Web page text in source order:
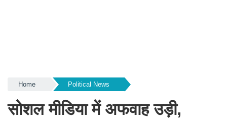
Home Political News
सोशल मीडिया में अफवाह उड़ी,